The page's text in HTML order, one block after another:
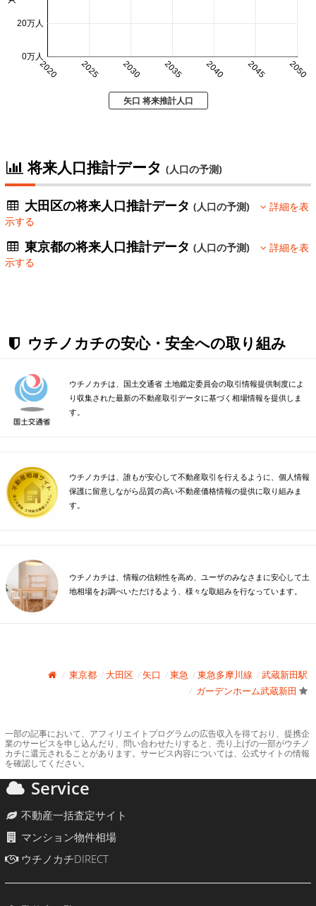
2020 2025 2030 2035 2040 2045 2050
0万人
20万人
矢口 将来推計人口
将来人口推計データ (人口の予測)
大田区の将来人口推計データ(人口の予測)
詳細を表
示する
東京都の将来人口推計データ(人口の予測)
詳細を表
示する
ウチノカチの安心・安全への取り組み
ウチノカチは、国土交通省 土地鑑定委員会の取引情報提供制度によ
り収集された最新の不動産取引データに基づく相場情報を提供しま
す。
ウチノカチは、誰もが安心して不動産取引を行えるように、個人情報
保護に留意しながら品質の高い不動産価格情報の提供に取り組みま
す。
ウチノカチは、情報の信頼性を高め、ユーザのみなさまに安心して土
地相場をお調べいただけるよう、様々な取組みを行なっています。
東京都 大田区 矢口 東急 東急多摩川線
武蔵新田駅
ガーデンホーム武蔵新田
一部の記事において、アフィリエイトプログラムの広告収入を得ており、提携企
業のサービスを申し込んだり、問い合わせたりすると、売り上げの一部がウチノ
カチに還元されることがあります。サービス内容については、公式サイトの情報
を確認してください。
Service
不動産一括査定サイト
マンション物件相場
ウチノカチDIRECT